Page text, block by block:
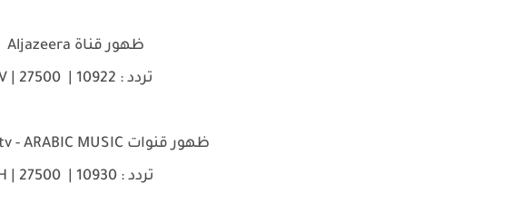
ظهور قناة Aljazeera
تردد : 10922 | V | 27500
ظهور قنوات Echorok tv - ARABIC MUSIC
تردد : 10930 | H | 27500